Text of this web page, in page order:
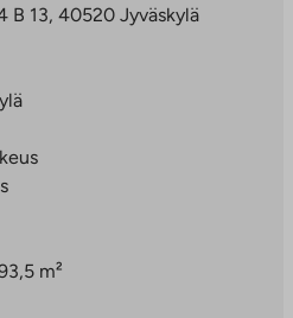
B 13, 40520 Jyväskylä
m²